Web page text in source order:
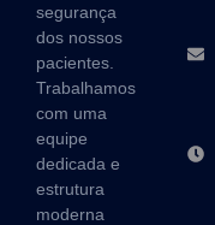
segurança
dos nossos
pacientes.
Trabalhamos
com uma
equipe
dedicada e
estrutura
moderna